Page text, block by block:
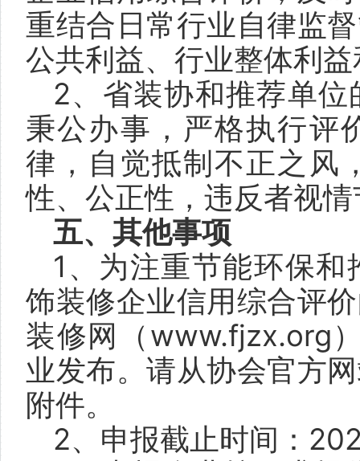
重结合日常行业自律监
公共利益、行业整体利
2、省装协和推荐单
秉公办事，严格执行评
律，自觉抵制不正之风
性、公正性，违反者视
五、其他事项
1、为注重节能环保
饰装修企业信用综合评
装修网（www.fjzx.org
业发布。请从协会官方
附件。
2、申报截止时间：